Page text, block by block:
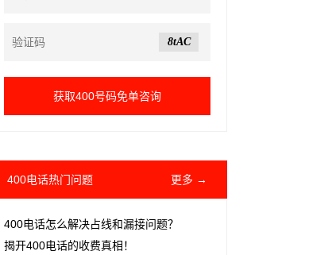
8tAC
400电话热门问题 更多 →
400电话怎么解决占线和漏接问题？
揭开400电话的收费真相！